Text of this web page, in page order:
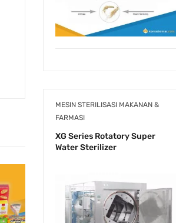
MESIN STERILISASI MAKANAN &
FARMASI
XG Series Rotatory Super
Water Sterilizer